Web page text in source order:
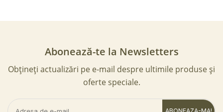
Abonează-te la Newsletters
Obțineți actualizări pe e-mail despre ultimile produse și
oferte speciale.